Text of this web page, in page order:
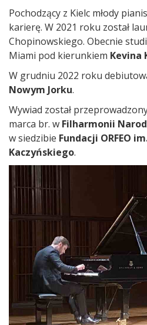
Pochodzący z Kielc młody
karierę. W 2021 roku został
Chopinowskiego. Obecnie
Miami pod kierunkiem Kevina
W grudniu 2022 roku
Nowym Jorku.
Wywiad został
marca br. w Filharmonii
w siedzibie Fundacji ORFEO
Kaczyńskiego.